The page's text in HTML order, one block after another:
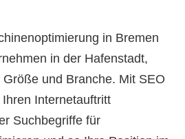
in Bremen
in der Hafenstadt,
und Branche. Mit SEO
Internetauftritt
Suchbegriffe für